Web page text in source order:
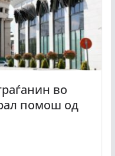
во
помош од